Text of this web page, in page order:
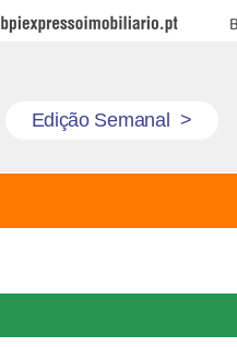
BPI Expresso Imobiliário
Edição Semanal >